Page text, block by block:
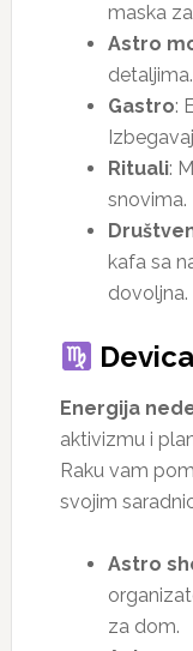
maska
Astro
Gastro:
Rituali:
snovima.
kafa sa
dovoljna.
Energija
aktivizmu i
Raku vam
svojim
Astro
za dom.